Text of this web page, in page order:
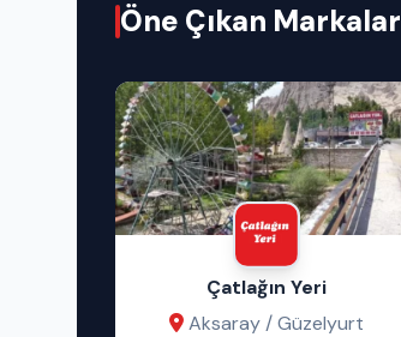
Öne Çıkan Markalar
Çatlağın Yeri
Aksaray / Güzelyurt